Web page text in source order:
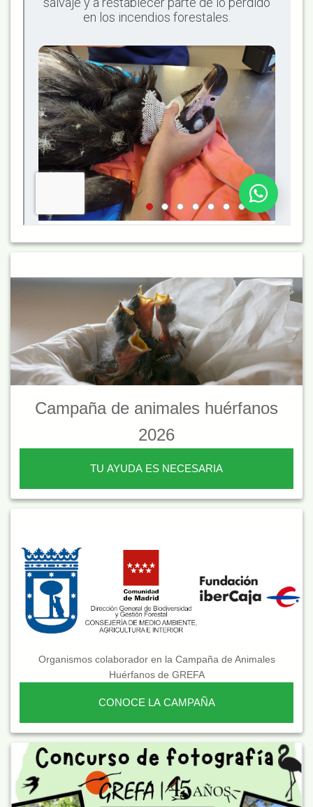
Campaña de animales huérfanos
2026
TU AYUDA ES NECESARIA
Organismos colaborador en la Campaña de Animales
Huérfanos de GREFA
CONOCE LA CAMPAÑA